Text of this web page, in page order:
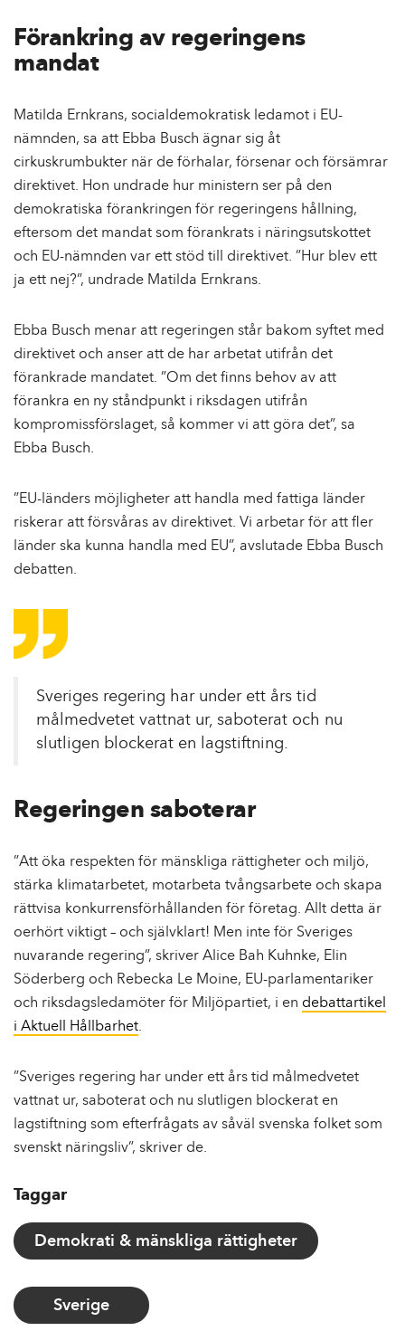
Förankring av regeringens
mandat
Matilda Ernkrans, socialdemokratisk ledamot i EU-
nämnden, sa att Ebba Busch ägnar sig åt
cirkuskrumbukter när de förhalar, försenar och försämrar
direktivet. Hon undrade hur ministern ser på den
demokratiska förankringen för regeringens hållning,
eftersom det mandat som förankrats i näringsutskottet
och EU-nämnden var ett stöd till direktivet. ”Hur blev ett
ja ett nej?”, undrade Matilda Ernkrans.
Ebba Busch menar att regeringen står bakom syftet med
direktivet och anser att de har arbetat utifrån det
förankrade mandatet. ”Om det finns behov av att
förankra en ny ståndpunkt i riksdagen utifrån
kompromissförslaget, så kommer vi att göra det”, sa
Ebba Busch.
”EU-länders möjligheter att handla med fattiga länder
riskerar att försvåras av direktivet. Vi arbetar för att fler
länder ska kunna handla med EU”, avslutade Ebba Busch
debatten.
Sveriges regering har under ett års tid
målmedvetet vattnat ur, saboterat och nu
slutligen blockerat en lagstiftning.
Regeringen saboterar
”Att öka respekten för mänskliga rättigheter och miljö,
stärka klimatarbetet, motarbeta tvångsarbete och skapa
rättvisa konkurrensförhållanden för företag. Allt detta är
oerhört viktigt – och självklart! Men inte för Sveriges
nuvarande regering”, skriver Alice Bah Kuhnke, Elin
Söderberg och Rebecka Le Moine, EU-parlamentariker
och riksdagsledamöter för Miljöpartiet, i en debattartikel
i Aktuell Hållbarhet.
”Sveriges regering har under ett års tid målmedvetet
vattnat ur, saboterat och nu slutligen blockerat en
lagstiftning som efterfrågats av såväl svenska folket som
svenskt näringsliv”, skriver de.
Taggar
Demokrati & mänskliga rättigheter
Sverige